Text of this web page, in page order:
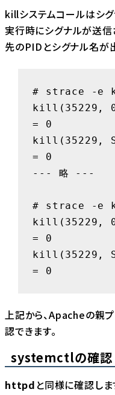
killシステムコールはシ
実行時にシグナルが送
先のPIDとシグナル名が
# strace -e
kill(35229,
= 0
kill(35229,
= 0
--- 略 ---
# strace -e
kill(35229,
= 0
kill(35229,
= 0
上記から、Apacheの親
認できます。
systemctlの確認
httpd と同様に確認しま